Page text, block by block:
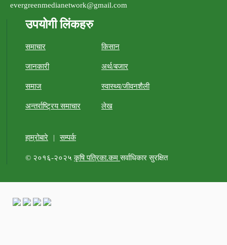
evergreenmedianetwork@gmail.com
उपयोगी लिंकहरु
समाचार किसान
जानकारी अर्थ/बजार
समाज स्वास्थ्य/जीवनशैली
अन्तर्राष्ट्रिय समाचार लेख
हाम्रोबारे | सम्पर्क
© २०१६-२०२५कृषि पत्रिका.कमसर्वाधिकार सुरक्षित